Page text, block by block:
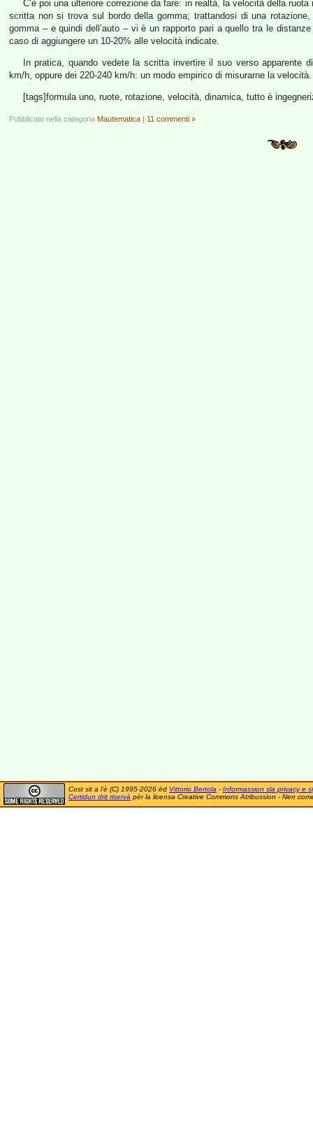
C’è poi una ulteriore correzione da fare: in realtà, la velocità della
scritta non si trova sul bordo della gomma; trattandosi di una
gomma – e quindi dell’auto – vi è un rapporto pari a quello tra le
caso di aggiungere un 10-20% alle velocità indicate.
In pratica, quando vedete la scritta invertire il suo verso apparente
km/h, oppure dei 220-240 km/h: un modo empirico di misurarne la velocità.
[tags]formula uno, ruote, rotazione, velocità, dinamica, tutto è
Pubblicato nella categoria Mautematica | 11 commenti »
Cost sit a l'è (C) 1995-2026 ëd Vittorio Bertola - Informassion sla privacy e
Certidun drit riservà për la licensa Creative Commons Atribussion - Nen